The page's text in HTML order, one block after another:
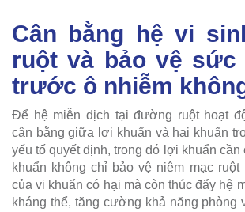
Cân bằng hệ vi
ruột và bảo vệ sức
trước ô nhiễm
Để hệ miễn dịch tại đường ruột hoạt
cân bằng giữa lợi khuẩn và hại khuẩn
yếu tố quyết định, trong đó lợi khuẩn
khuẩn không chỉ bảo vệ niêm mạc
của vi khuẩn có hại mà còn thúc đẩy hệ
kháng thể, tăng cường khả năng phòng